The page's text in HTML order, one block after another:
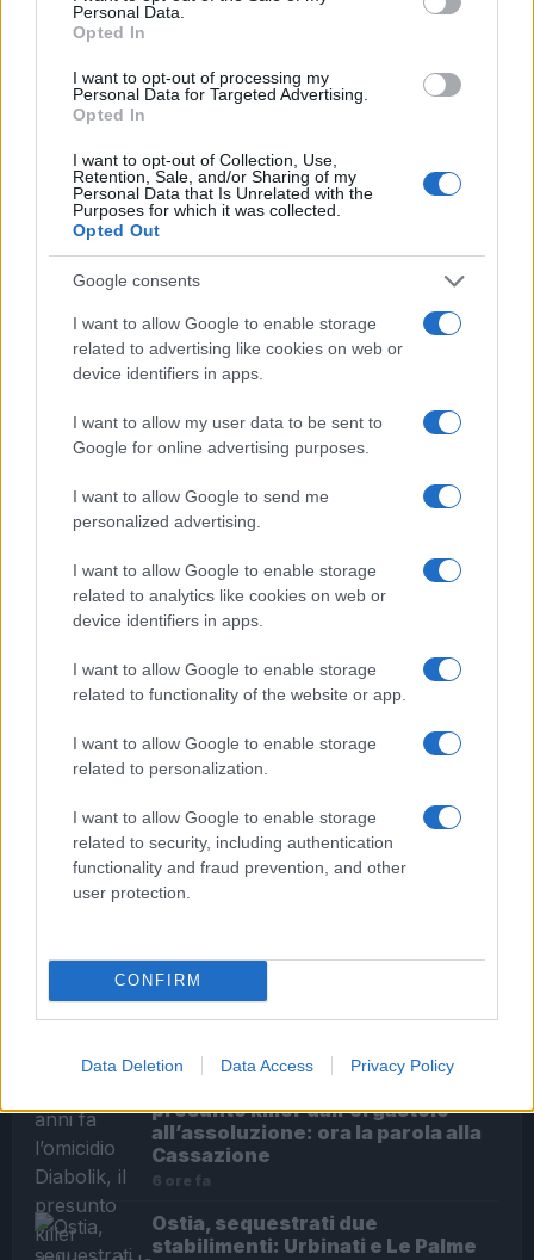
Personal Data.
Opted In
I want to opt-out of processing my
Personal Data for Targeted Advertising.
Opted In
I want to opt-out of Collection, Use,
Retention, Sale, and/or Sharing of my
Personal Data that Is Unrelated with the
Purposes for which it was collected.
Opted Out
Google consents
I want to allow Google to enable storage
related to advertising like cookies on web or
device identifiers in apps.
I want to allow my user data to be sent to
Google for online advertising purposes.
I want to allow Google to send me
personalized advertising.
I want to allow Google to enable storage
related to analytics like cookies on web or
device identifiers in apps.
I want to allow Google to enable storage
related to functionality of the website or app.
I want to allow Google to enable storage
related to personalization.
I want to allow Google to enable storage
related to security, including authentication
functionality and fraud prevention, and other
user protection.
CONFIRM
Data Deletion Data Access Privacy Policy
Precedente
Abiti Puliti contro
risponde alle
accuse
Successiva
un primo
acquirente
fidanzata Anastasia luca sacchi Omicidio
ARTICOLI CORRELATI
un omicidio senza mafia
Luca Sacchi, parla la fidanzata: “La droga non
c’entra. Lui mi ha difeso”
Centocelle, lite finisce in tragedia: operaio uccide
ULTIME NOTIZIE
presunto killer dall’ergastolo
all’assoluzione: ora la parola alla
Cassazione
6 ore fa
Ostia, sequestrati due
stabilimenti: Urbinati e Le Palme